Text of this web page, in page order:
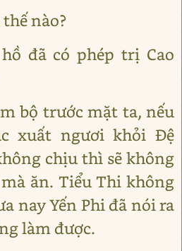
nào?
đã có phép trị Cao
bộ trước mặt ta, nếu
xuất ngươi khỏi Đệ
chịu thì sẽ không
ăn. Tiểu Thi không
nay Yến Phi đã nói ra
làm được.